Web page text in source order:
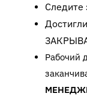
Следите
Рабочий